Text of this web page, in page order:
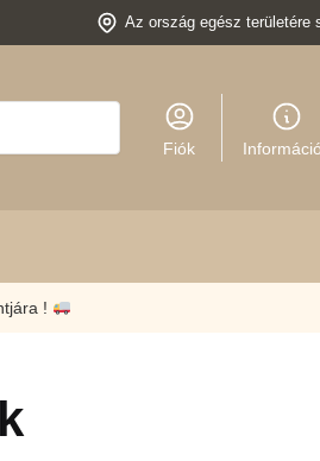
Az ország egész területére
Fiók
!